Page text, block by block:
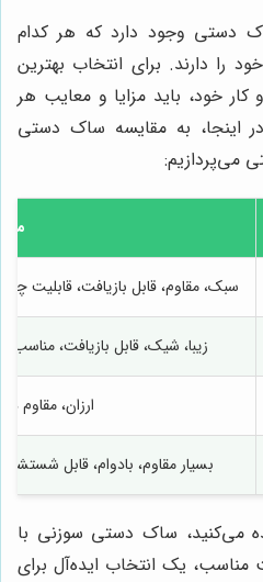
دستی وجود دارد که هر کدام
را دارند. برای انتخاب بهترین
خود، باید مزایا و معایب هر
اینجا، به مقایسه ساک دستی
می‌پردازیم:
سبک، مقاوم، قابل بازیافت، قابلیت
زیبا، شیک، قابل بازیافت،
ارزان، مقاوم
بسیار مقاوم، بادوام، قابل
می‌کنید، ساک دستی سوزنی با
مناسب، یک انتخاب ایده‌آل برای